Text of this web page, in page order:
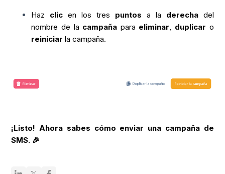
Haz clic en los tres puntos a la derechadel
nombre de la campaña para eliminar, duplicar o
reiniciar la campaña.
¡Listo! Ahora sabes cómo enviar una campaña de
SMS. 🎉